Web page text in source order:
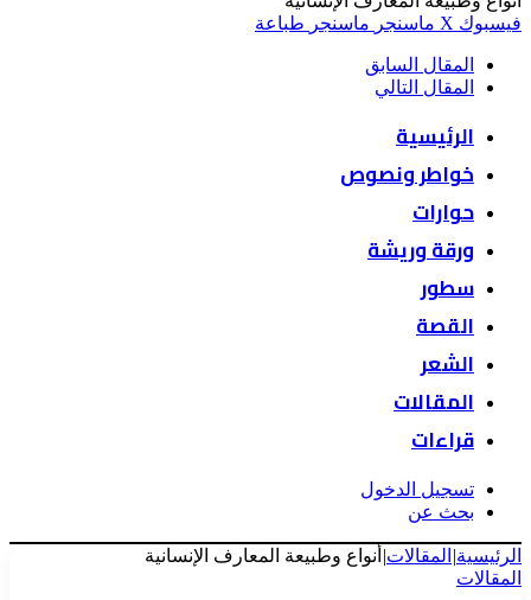
فيسبوك ‫X ماسنجر ماسنجر طباعة
المقال السابق
المقال التالي
الرئيسية
خواطر ونصوص
حوارات
ورقة وريشة
سطور
القصة
الشعر
المقالات
قراءات
تسجيل الدخول
بحث عن
الرئيسية| المقالات| أنواع وطبيعة المعارف الإنسانية
المقالات